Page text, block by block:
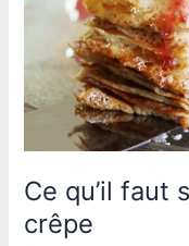
Ce qu’il faut
crêpe